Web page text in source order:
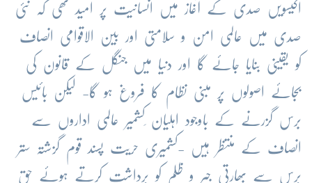
اکیسویں صدی کے آغاز میں انسانیت پر امید تھی کہ نئی
صدی میں عالمی امن و سلامتی اور بین الاقوامی انصاف
کو یقینی بنایا جائے گا اور دنیا میں جنگل کے قانون کی
بجائے اصولوں پر مبنی نظام کا فروغ ہو گا- لیکن بائیس
برس گزرنے کے باوجود اہلیان ِکشمیر عالمی اداروں سے
انصاف کے منتظر ہیں -کشمیری حریت پسند قوم گزشتہ ستر
برس سے بھارتی جبر و ظلم کو برداشت کرتے ہوئے حقِ